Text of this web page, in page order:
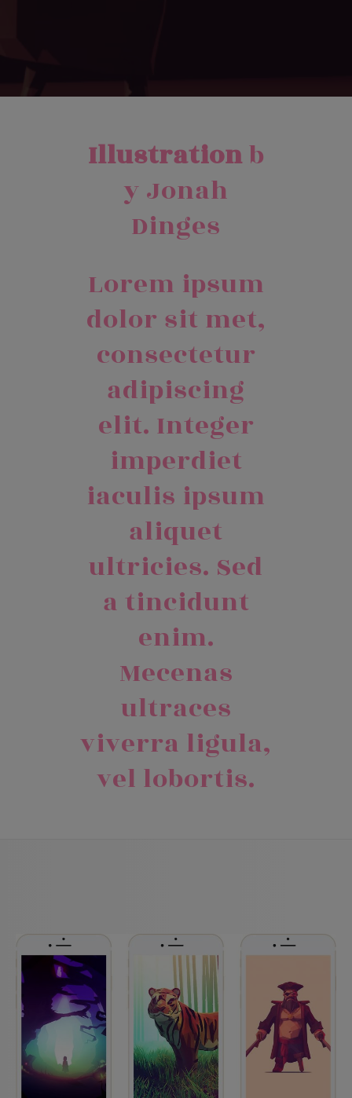
Illustrationb
y Jonah
Dinges
Lorem ipsum
dolor sit met,
consectetur
adipiscing
elit. Integer
imperdiet
iaculis ipsum
aliquet
ultricies. Sed
a tincidunt
enim.
Mecenas
ultraces
viverra ligula,
vel lobortis.